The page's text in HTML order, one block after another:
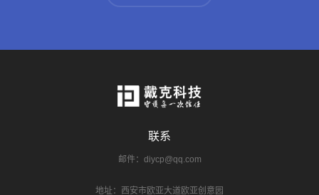
联系
邮件：diycp@qq.com
地址：西安市欧亚大道欧亚创意园